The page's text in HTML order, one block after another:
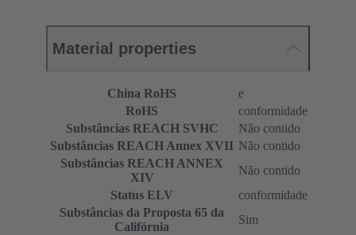
Material properties
China RoHS
e
RoHS
conformidade
Substâncias REACH SVHC
Não contido
Substâncias REACH Annex XVII Não contido
Substâncias REACH ANNEX
XIV
Não contido
Status ELV
conformidade
Substâncias da Proposta 65 da
Califórnia
Sim